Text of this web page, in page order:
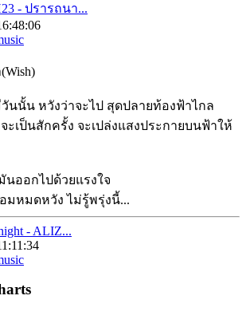
- ปรารถนา...
นนั้น หวังว่าจะไป สุดปลายท้องฟ้าไกล
ะเป็นสักครั้ง จะเปล่งแสงประกายบนฟ้าให้
นออกไปด้วยแรงใจ
มหมดหวัง ไม่รู้พรุ่งนี้...
- ALIZ...